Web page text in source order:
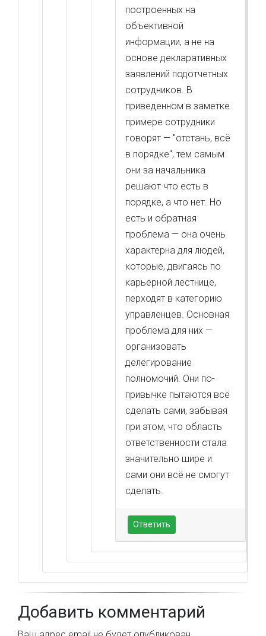
построенных на
объективной
информации, а не на
основе декларативных
заявлений подотчетных
сотрудников. В
приведенном в заметке
примере сотрудники
говорят — "отстань, всё
в порядке", тем самым
они за начальника
решают что есть в
порядке, а что нет. Но
есть и обратная
проблема — она очень
характерна для людей,
которые, двигаясь по
карьерной лестнице,
перходят в категорию
управленцев. Основная
проблема для них —
организовать
делегирование
полномочий. Они по-
привычке пытаются всё
сделать сами, забывая
при этом, что область
ответственности стала
значительно шире и
сами они всё не смогут
сделать.
Ответить
Добавить комментарий